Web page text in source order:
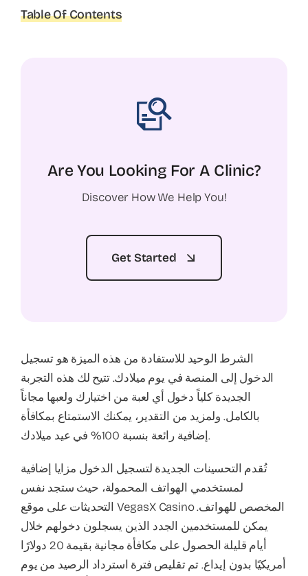
Table Of Contents
Are You Looking For A Clinic?
Discover How We Help You!
Get Started
الشرط الوحيد للاستفادة من هذه الميزة هو تسجيل
الدخول إلى المنصة في يوم ميلادك. تتيح لك هذه التجربة
الجديدة كلياً دخول أي لعبة من اختيارك ولعبها مجاناً
بالكامل. ولمزيد من التقدير، يمكنك الاستمتاع بمكافأة
إضافية رائعة بنسبة 100% في عيد ميلادك.
تُقدم التحسينات الجديدة لتسجيل الدخول مزايا إضافية
لمستخدمي الهواتف المحمولة، حيث ستجد نفس
التحديثات على موقع VegasX Casino المخصص للهواتف.
يمكن للمستخدمين الجدد الذين يسجلون دخولهم خلال
أيام قليلة الحصول على مكافأة مجانية بقيمة 20 دولارًا
أمريكيًا بدون إيداع. تم تقليص فترة استرداد الرصيد من يوم